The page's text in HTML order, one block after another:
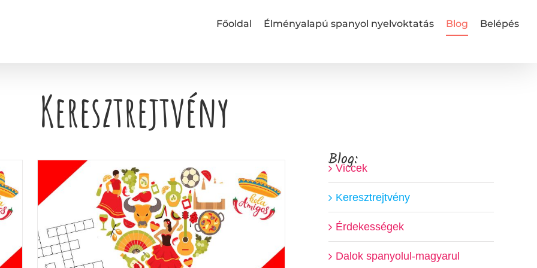
Főoldal Élményalapú spanyol nyelvoktatás Blog Belépés
Keresztrejtvény
Blog:
Viccek
Keresztrejtvény
Érdekességek
Dalok spanyolul-magyarul